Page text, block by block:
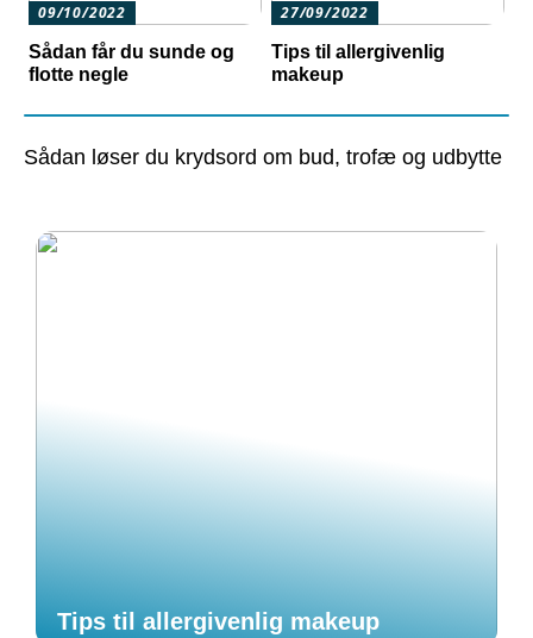
09/10/2022
Sådan får du sunde og
flotte negle
27/09/2022
Tips til allergivenlig
makeup
Sådan løser du krydsord om bud, trofæ og udbytte
Tips til allergivenlig makeup